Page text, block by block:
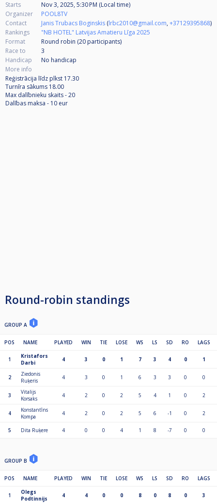
Starts
Nov 3, 2025, 5:30 PM (Local time)
Organizer
POOL8TV
Contact
Janis Trubacs Boginskis (lrbc2010@gmail.com,+37129395868)
Rankings
"NB HOTEL" Latvijas Amatieru Līga 2025
Format
Round robin (20 participants)
Race to
3
Handicap
No handicap
More info
Reģistrācija līdz plkst 17.30
Turnīra sākums 18.00
Max dalībnieku skaits - 20
Dalības maksa - 10 eur
Round-robin standings
GROUP A
POS NAME PLAYED WIN TIE LOSE WS LS SD RO LAGS
1
Kristafors
Darbi
4 3 0 1 7 3 4 0 1
2
Ziedonis
Ruķeris
4 3 0 1 6 3 3 0 0
3
Vitalijs
Korsaks
4 2 0 2 5 4 1 0 2
4
Konstantīns
Kompa
4 2 0 2 5 6 -1 0 2
5 Dita Ruķere 4 0 0 4 1 8 -7 0 0
GROUP B
POS NAME PLAYED WIN TIE LOSE WS LS SD RO LAGS
1
Olegs
Podtinnijs
4 4 0 0 8 0 8 0 3